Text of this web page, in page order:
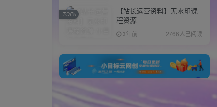
【站长运营资料】无水印课
程资源
3年前 2766人已阅读
TOP6